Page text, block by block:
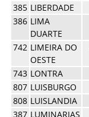
385 LIBERDADE
386 LIMA
DUARTE
742 LIMEIRA DO
OESTE
743 LONTRA
807 LUISBURGO
808 LUISLANDIA
387 LUMINARIAS